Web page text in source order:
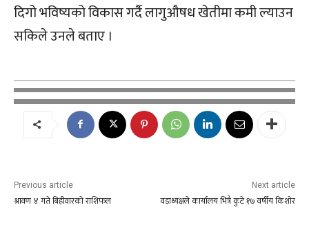
दिगो भविष्यको विकास गर्दै लागुऔषध खेतीमा कमी ल्याउन
सकिले उनले बताए ।
Previous article
श्रावण ४ गते बिहीवारको राशिफल
Next article
वडाध्यक्षले कार्यालय भित्रै कुटे १७ वर्षीय किशोर